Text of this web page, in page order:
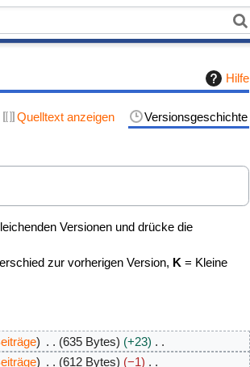
Hilfe
Quelltext anzeigen Versionsgeschichte
Versionen und drücke die
zur vorherigen Version, K = Kleine
635 Bytes
+23
612 Bytes
−1